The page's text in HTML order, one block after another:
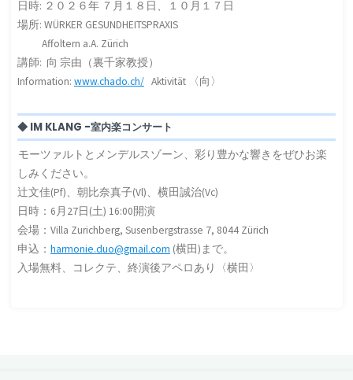
日時: ２０２６年 ７月１８日、１０月１７日
場所: WÜRKER GESUNDHEITSPRAXIS
Affoltern a.A. Zürich
講師: 向 宗由（裏千家教授）
Information: www.chado.ch/Aktivität 〈向〉
◆ IM KLANG -室内楽コンサート
モーツァルトとメンデルスゾーン、彩り豊かな響きをぜひお楽
しみください。
辻文佳(Pf)、朝比奈真子(Vl)、横田誠治(Vc)
日時：6月27日(土) 16:00開演
会場：Villa Zurichberg, Susenbergstrasse 7, 8044 Zürich
申込： harmonie.duo@gmail.com (横田)まで。
入場無料、コレクテ、終演後アペロあり〈横田〉